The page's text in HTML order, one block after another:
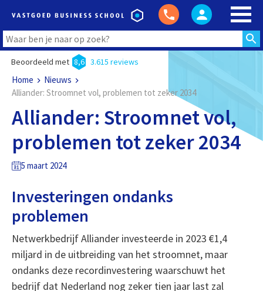
Beoordeeld met 8,6 3.615 reviews
Home
Nieuws
Alliander: Stroomnet vol, problemen tot zeker 2034
Alliander: Stroomnet vol,
problemen tot zeker 2034
5 maart 2024
Investeringen ondanks
problemen
Netwerkbedrijf Alliander investeerde in 2023 €1,4
miljard in de uitbreiding van het stroomnet, maar
ondanks deze recordinvestering waarschuwt het
bedrijf dat Nederland nog zeker tien jaar last zal